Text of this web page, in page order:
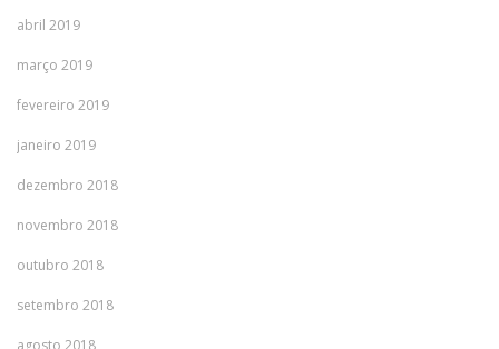
abril 2019
março 2019
fevereiro 2019
janeiro 2019
dezembro 2018
novembro 2018
outubro 2018
setembro 2018
agosto 2018